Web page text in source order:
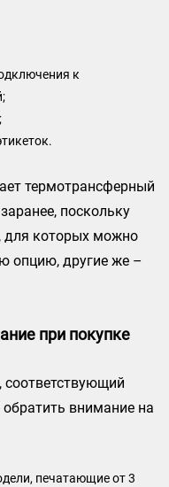
к
термотрансферный
поскольку
для которых можно
опцию, другие же –
при покупке
, соответствующий
внимание на
печатающие от 3